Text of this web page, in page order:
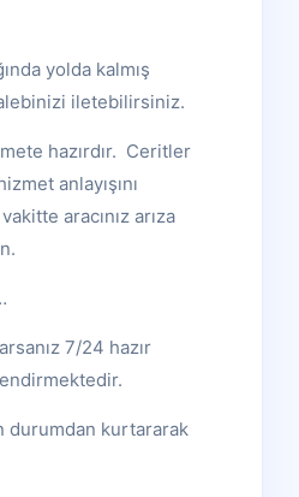
yolda kalmış
iletebilirsiniz.
hazırdır. Ceritler
anlayışını
aracınız arıza
7/24 hazır
durumdan kurtararak